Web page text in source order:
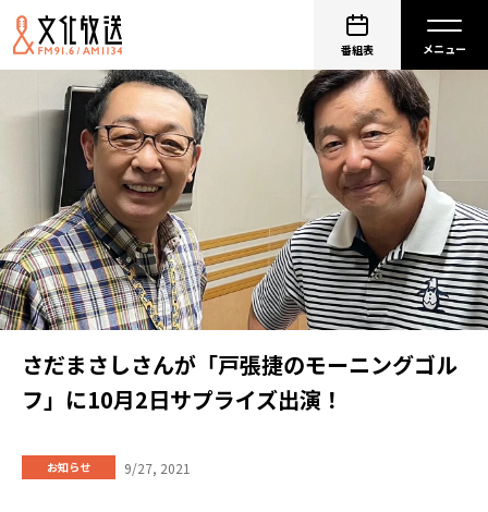
番組表
さだまさしさんが「戸張捷のモーニングゴル
フ」に10月2日サプライズ出演！
お知らせ 9/27, 2021